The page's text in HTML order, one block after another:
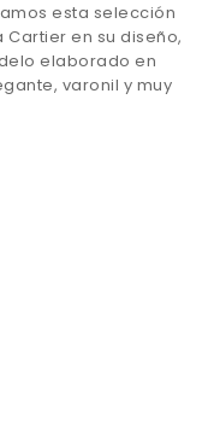
esta selección
en su diseño,
elaborado en
varonil y muy